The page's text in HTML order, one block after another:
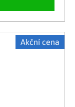
Akční cena